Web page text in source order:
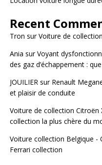
Recent
Tron surVoiture de
Ania surVoyant
des gaz d’échappement :
JOUILIER sur Renault
et plaisir de conduite
Voiture de collection Citroën
collection la plus chère du
Voiture collection Belgique -
Ferrari collection